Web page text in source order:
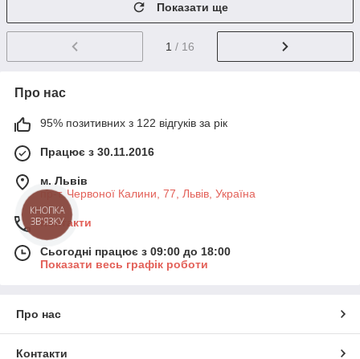
Показати ще
1 / 16
Про нас
95% позитивних з 122 відгуків за рік
Працює з 30.11.2016
м. Львів
пр-т. Червоної Калини, 77, Львів, Україна
Контакти
Сьогодні працює з 09:00 до 18:00
Показати весь графік роботи
Про нас
Контакти